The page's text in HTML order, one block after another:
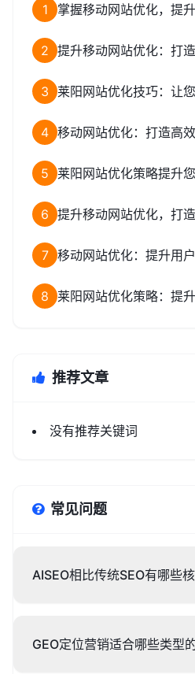
1 掌握移动网站优化，提
2 提升移动网站优化：打
3 莱阳网站优化技巧：让
4 移动网站优化：打造高
5 莱阳网站优化策略提升
6 提升移动网站优化，打
7 移动网站优化：提升用
8 莱阳网站优化策略：提
推荐文章
没有推荐关键词
常见问题
AISEO相比传统SEO有哪些核
GEO定位营销适合哪些类型